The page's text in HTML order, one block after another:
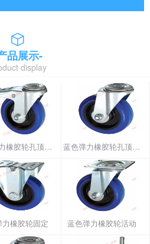
品展示-
display
蓝色弹力橡胶轮孔顶刹车 蓝色弹力橡胶轮孔顶活动
力橡胶轮固定 蓝色弹力橡胶轮活动